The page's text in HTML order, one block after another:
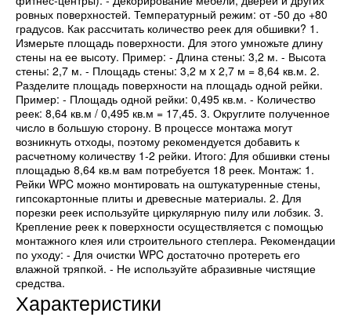
ровных поверхностей. Температурный режим: от -50 до +80
градусов. Как рассчитать количество реек для обшивки? 1.
Измерьте площадь поверхности. Для этого умножьте длину
стены на ее высоту. Пример: - Длина стены: 3,2 м. - Высота
стены: 2,7 м. - Площадь стены: 3,2 м x 2,7 м = 8,64 кв.м. 2.
Разделите площадь поверхности на площадь одной рейки.
Пример: - Площадь одной рейки: 0,495 кв.м. - Количество
реек: 8,64 кв.м / 0,495 кв.м = 17,45. 3. Округлите полученное
число в большую сторону. В процессе монтажа могут
возникнуть отходы, поэтому рекомендуется добавить к
расчетному количеству 1-2 рейки. Итого: Для обшивки стены
площадью 8,64 кв.м вам потребуется 18 реек. Монтаж: 1.
Рейки WPC можно монтировать на оштукатуренные стены,
гипсокартонные плиты и древесные материалы. 2. Для
порезки реек используйте циркулярную пилу или лобзик. 3.
Крепление реек к поверхности осуществляется с помощью
монтажного клея или строительного степлера. Рекомендации
по уходу: - Для очистки WPC достаточно протереть его
влажной тряпкой. - Не используйте абразивные чистящие
средства.
Характеристики